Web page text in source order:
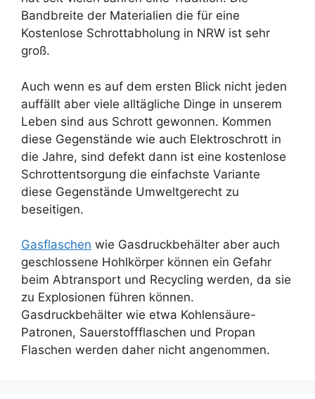
Bandbreite der Materialien die für eine
Kostenlose Schrottabholung in NRW ist sehr
groß.
Auch wenn es auf dem ersten Blick nicht jeden
auffällt aber viele alltägliche Dinge in unserem
Leben sind aus Schrott gewonnen. Kommen
diese Gegenstände wie auch Elektroschrott in
die Jahre, sind defekt dann ist eine kostenlose
Schrottentsorgung die einfachste Variante
diese Gegenstände Umweltgerecht zu
beseitigen.
Gasflaschen wie Gasdruckbehälter aber auch
geschlossene Hohlkörper können ein Gefahr
beim Abtransport und Recycling werden, da sie
zu Explosionen führen können.
Gasdruckbehälter wie etwa Kohlensäure-
Patronen, Sauerstoffflaschen und Propan
Flaschen werden daher nicht angenommen.